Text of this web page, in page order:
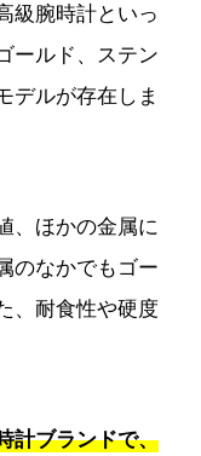
す
級腕時計といっ
ールド、ステン
デルが存在しま
、ほかの金属に
のなかでもゴー
、耐食性や硬度
計ブランドで、